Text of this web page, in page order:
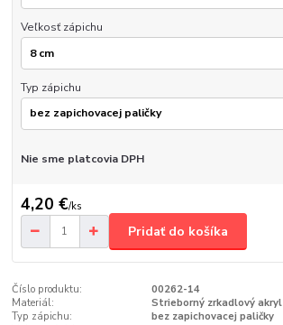
Veľkosť zápichu
Typ zápichu
Nie sme platcovia DPH
4,20 €/ks
Pridať do košíka
Číslo produktu:
00262-14
Materiál:
Strieborný zrkadlový akryl
Typ zápichu:
bez zapichovacej paličky